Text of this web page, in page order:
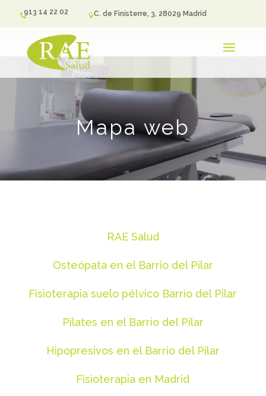
913 14 22 02 C. de Finisterre, 3, 28029 Madrid
Mapa web
RAE Salud
Osteópata en el Barrio del Pilar
Fisioterapia suelo pélvico Barrio del Pilar
Pilates en el Barrio del Pilar
Hipopresivos en el Barrio del Pilar
Fisioterapia en Madrid